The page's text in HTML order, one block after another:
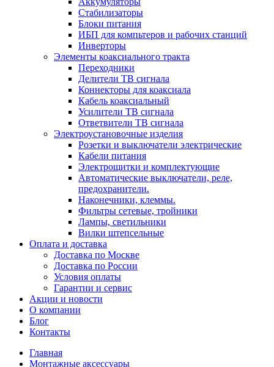
Стабилизаторы
Блоки питания
ИБП для компьтеров и рабочих станций
Инверторы
Элементы коаксиального тракта
Переходники
Делители ТВ сигнала
Коннекторы для коаксиала
Кабель коаксиальный
Усилители ТВ сигнала
Ответвители ТВ сигнала
Электроустановочные изделия
Розетки и выключатели электрические
Кабели питания
Электрощитки и комплектующие
Автоматические выключатели, реле,
предохранители.
Наконечники, клеммы.
Фильтры сетевые, тройники
Лампы, светильники
Вилки штепсельные
Оплата и доставка
Доставка по Москве
Доставка по России
Условия оплаты
Гарантии и сервис
Акции и новости
О компании
Блог
Контакты
Главная
Монтажные аксессуары